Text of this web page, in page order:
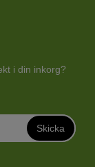
i din inkorg?
Skicka